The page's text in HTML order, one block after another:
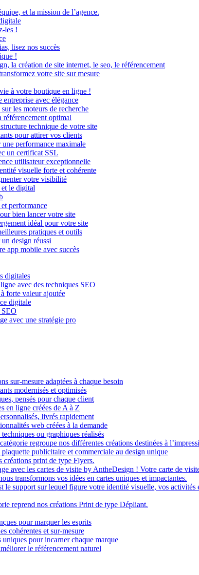
et la mission de l’agence.
les !
lisez nos succès
!
la création de site internet, le seo, le référencement
votre site sur mesure
à votre boutique en ligne !
entreprise avec élégance
les moteurs de recherche
optimal
technique de votre site
pour attirer vos clients
performance maximale
un certificat SSL
utilisateur exceptionnelle
visuelle forte et cohérente
votre visibilité
le digital
performance
bien lancer votre site
idéal pour votre site
pratiques et outils
design réussi
app mobile avec succès
digitales
avec des techniques SEO
forte valeur ajoutée
digitale
avec une stratégie pro
sur-mesure adaptées à chaque besoin
modernisés et optimisés
pensés pour chaque client
en ligne créées de A à Z
livrés rapidement
web créées à la demande
ou graphiques réalisés
regroupe nos différentes créations destinées à
publicitaire et commerciale au design unique
créations print de type Flyers.
avec les cartes de visite by AntheDesign ! Votre carte de
transformons vos idées en cartes uniques et impactantes.
le support sur lequel figure votre identité visuelle, vos activités
reprend nos créations Print de type Dépliant.
pour marquer les esprits
cohérentes et sur-mesure
uniques pour incarner chaque marque
le référencement naturel